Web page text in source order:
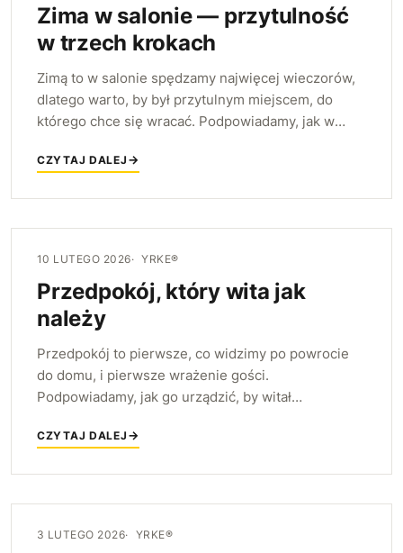
Zima w salonie — przytulność
w trzech krokach
Zimą to w salonie spędzamy najwięcej wieczorów,
dlatego warto, by był przytulnym miejscem, do
którego chce się wracać. Podpowiadamy, jak w
nastrojowym światłem i porządkiem — zbudować
CZYTAJ DALEJ
10 LUTEGO 2026 YRKE®
Przedpokój, który wita jak
należy
Przedpokój to pierwsze, co widzimy po powrocie
do domu, i pierwsze wrażenie gości.
Podpowiadamy, jak go urządzić, by witał
jeśli jest wąski.
CZYTAJ DALEJ
3 LUTEGO 2026 YRKE®